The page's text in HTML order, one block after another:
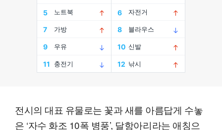
전시의 대표 유물로는 꽃과 새를 아름답게 수놓
은 ‘자수 화조 10폭 병풍’, 달항아리라는 애칭으